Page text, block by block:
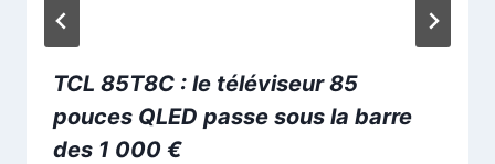
TCL 85T8C : le téléviseur 85
pouces QLED passe sous la barre
des 1 000 €